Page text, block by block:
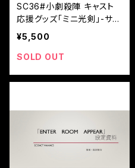
SC36#小劇殺陣 キャスト
応援グッズ「ミニ光剣」-サイ
ンタグ付き-
¥5,500
SOLD OUT